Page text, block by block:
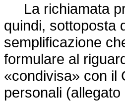
La richiamata
quindi, sottoposta
semplificazione
formulare al
«condivisa» con il
personali